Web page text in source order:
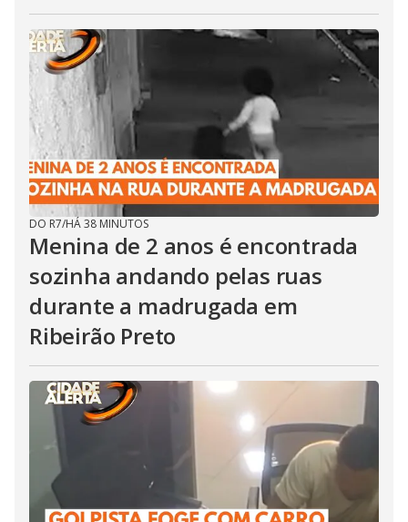
DO R7/HÁ 38 MINUTOS
Menina de 2 anos é encontrada
sozinha andando pelas ruas
durante a madrugada em
Ribeirão Preto